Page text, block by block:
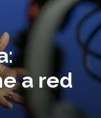
a red